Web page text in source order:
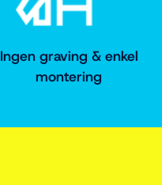
Ingen graving & enkel
montering